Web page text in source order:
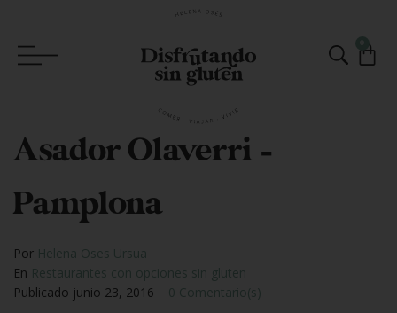
Asador Olaverri –
Pamplona
Por Helena Oses Ursua
En Restaurantes con opciones sin gluten
Publicado junio 23, 2016 0 Comentario(s)